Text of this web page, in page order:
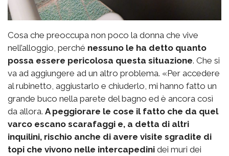
Cosa che preoccupa non poco la donna che vive
nell’alloggio, perché nessuno le ha detto quanto
possa essere pericolosa questa situazione. Che si
va ad aggiungere ad un altro problema. «Per accedere
al rubinetto, aggiustarlo e chiuderlo, mi hanno fatto un
grande buco nella parete del bagno ed è ancora così
da allora. A peggiorare le cose il fatto che da quel
varco escano scarafaggi e, a detta di altri
inquilini, rischio anche di avere visite sgradite di
topi che vivono nelle intercapedini dei muri dei